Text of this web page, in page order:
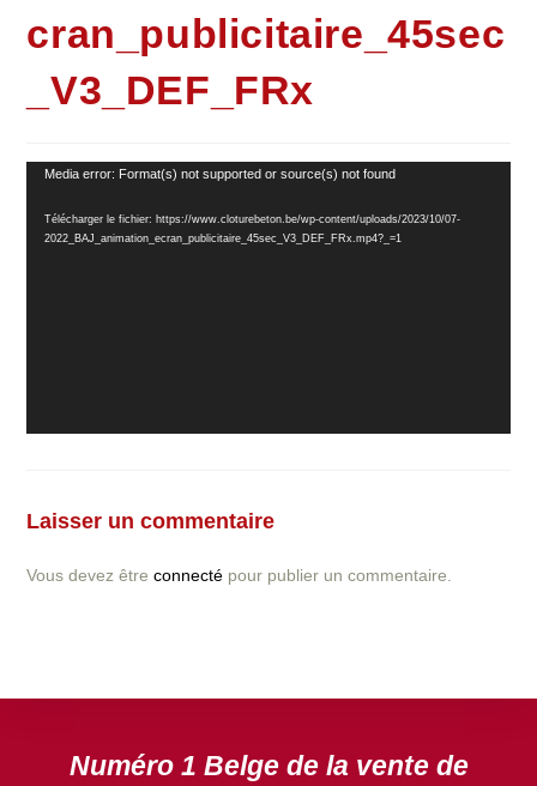
cran_publicitaire_45sec
_V3_DEF_FRx
Lecteur
Media error: Format(s) not supported or source(s) not found
Télécharger le fichier: https://www.cloturebeton.be/wp-content/uploads/2023/10/07-
2022_BAJ_animation_ecran_publicitaire_45sec_V3_DEF_FRx.mp4?_=1
Laisser un commentaire
Vous devez êtreconnecté pour publier un commentaire.
N’hésitez pas à nous contacter ! nous vous proposerons
projet.
Numéro 1 Belge de la vente de